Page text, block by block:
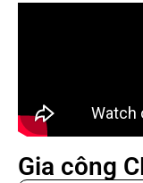
Gia công